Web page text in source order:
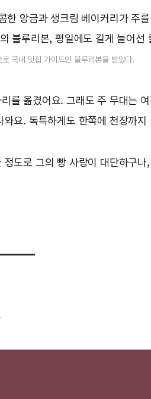
한 앙금과 생크림 베이커리가 주
블루리본, 평일에도 길게 늘어
국내 맛집 가이드인 블루리본을 받았다.
를 옮겼어요. 그래도 주 무대는
와요. 독특하게도 한쪽에 천장까
정도로 그의 빵 사랑이 대단하구